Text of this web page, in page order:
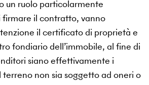
un ruolo particolarmente
firmare il contratto, vanno
il certificato di proprietà e
fondiario dell’immobile, al fine di
siano effettivamente i
non sia soggetto ad oneri o